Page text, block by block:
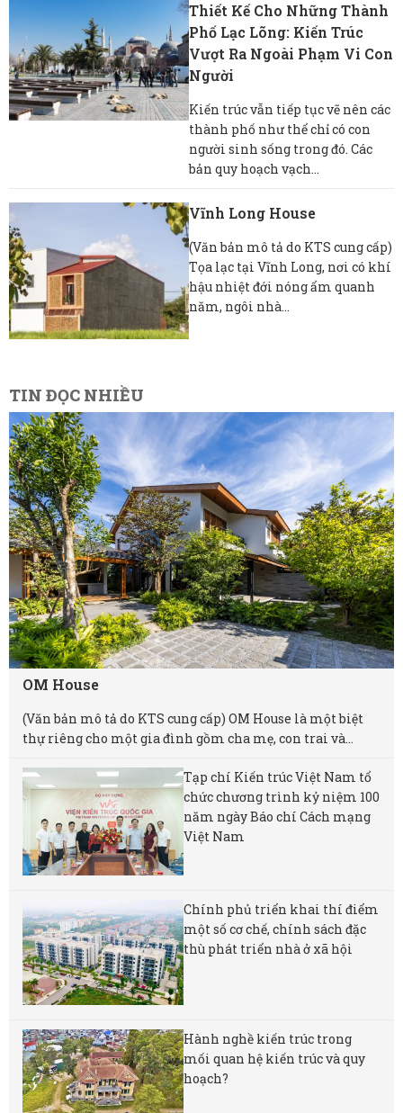
Thiết Kế Cho Những Thành
Phố Lạc Lõng: Kiến Trúc
Vượt Ra Ngoài Phạm Vi Con
Người
Kiến trúc vẫn tiếp tục vẽ nên các
thành phố như thể chỉ có con
người sinh sống trong đó. Các
bản quy hoạch vạch...
Vĩnh Long House
(Văn bản mô tả do KTS cung cấp)
Tọa lạc tại Vĩnh Long, nơi có khí
hậu nhiệt đới nóng ẩm quanh
năm, ngôi nhà...
TIN ĐỌC NHIỀU
OM House
(Văn bản mô tả do KTS cung cấp) OM House là một biệt
thự riêng cho một gia đình gồm cha mẹ, con trai và...
Tạp chí Kiến trúc Việt Nam tổ
chức chương trình kỷ niệm 100
năm ngày Báo chí Cách mạng
Việt Nam
Chính phủ triển khai thí điểm
một số cơ chế, chính sách đặc
thù phát triển nhà ở xã hội
Hành nghề kiến trúc trong
mối quan hệ kiến trúc và quy
hoạch?